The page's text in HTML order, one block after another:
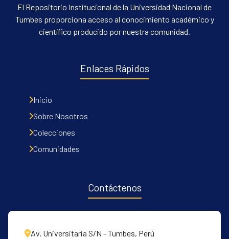
El Repositorio Institucional de la Universidad Nacional de
Tumbes proporciona acceso al conocimiento académico y
científico producido por nuestra comunidad.
Enlaces Rápidos
Inicio
Sobre Nosotros
Colecciones
Comunidades
Contáctenos
Av. Universitaria S/N - Tumbes, Perú